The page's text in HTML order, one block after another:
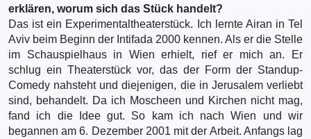
erklären, worum sich das Stück handelt?
Das ist ein Experimentaltheaterstück. Ich lernte Airan in Tel
Aviv beim Beginn der Intifada 2000 kennen. Als er die Stelle
im Schauspielhaus in Wien erhielt, rief er mich an. Er
schlug ein Theaterstück vor, das der Form der Standup-
Comedy nahsteht und diejenigen, die in Jerusalem verliebt
sind, behandelt. Da ich Moscheen und Kirchen nicht mag,
fand ich die Idee gut. So kam ich nach Wien und wir
begannen am 6. Dezember 2001 mit der Arbeit. Anfangs lag